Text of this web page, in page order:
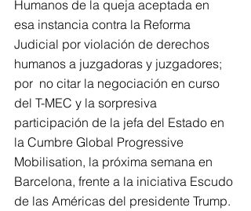
Humanos de la queja aceptada en
esa instancia contra la Reforma
Judicial por violación de derechos
humanos a juzgadoras y juzgadores;
por  no citar la negociación en curso
del T-MEC y la sorpresiva
participación de la jefa del Estado en
la Cumbre Global Progressive
Mobilisation, la próxima semana en
Barcelona, frente a la iniciativa Escudo
de las Américas del presidente Trump.